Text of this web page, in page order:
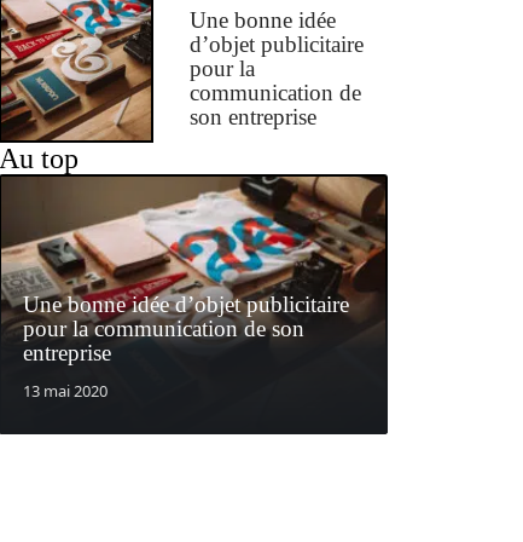
Une bonne idée
d’objet publicitaire
pour la
communication de
son entreprise
Au top
Une bonne idée d’objet publicitaire
pour la communication de son
entreprise
13 mai 2020